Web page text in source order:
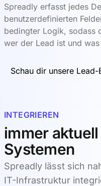
Spreadly erfasst jedes
benutzerdefinierten
bedingter Logik, sodass
wer der Lead ist und
Schau dir unsere
INTEGRIEREN
immer
Systemen
Spreadly lässt sich
IT-Infrastruktur